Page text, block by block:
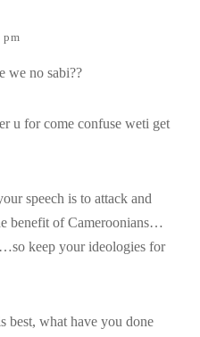
pm
we no sabi??
u for come confuse weti get
speech is to attack and
benefit of Cameroonians…
keep your ideologies for
best, what have you done